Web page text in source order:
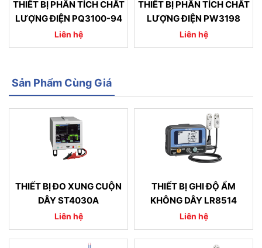
THIẾT BỊ PHÂN TÍCH CHẤT
LƯỢNG ĐIỆN PQ3100-94
Liên hệ
THIẾT BỊ PHÂN TÍCH CHẤT
LƯỢNG ĐIỆN PW3198
Liên hệ
Sản Phẩm Cùng Giá
THIẾT BỊ ĐO XUNG CUỘN
DÂY ST4030A
Liên hệ
THIẾT BỊ GHI ĐỘ ẨM
KHÔNG DÂY LR8514
Liên hệ